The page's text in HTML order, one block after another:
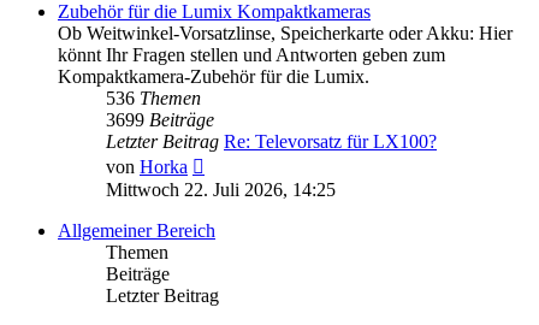
Zubehör für die Lumix Kompaktkameras
Ob Weitwinkel-Vorsatzlinse, Speicherkarte oder Akku: Hier
könnt Ihr Fragen stellen und Antworten geben zum
Kompaktkamera-Zubehör für die Lumix.
536 Themen
3699 Beiträge
Letzter Beitrag Re: Televorsatz für LX100?
von Horka
Beitrag
Mittwoch 22. Juli 2026, 14:25
Allgemeiner Bereich
Themen
Beiträge
Letzter Beitrag